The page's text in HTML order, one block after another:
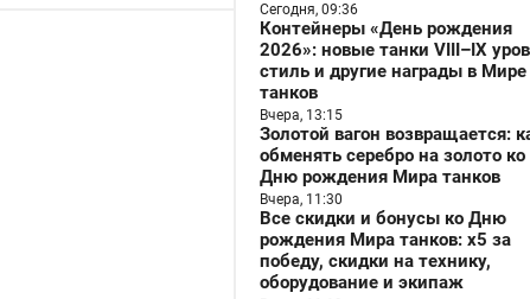
Сегодня, 09:36
Контейнеры «День рождения
2026»: новые танки VIII–IX
стиль и другие награды в Мире
танков
Вчера, 13:15
Золотой вагон возвращается:
обменять серебро на золото ко
Дню рождения Мира танков
Вчера, 11:30
Все скидки и бонусы ко Дню
рождения Мира танков: x5 за
победу, скидки на технику,
оборудование и экипаж